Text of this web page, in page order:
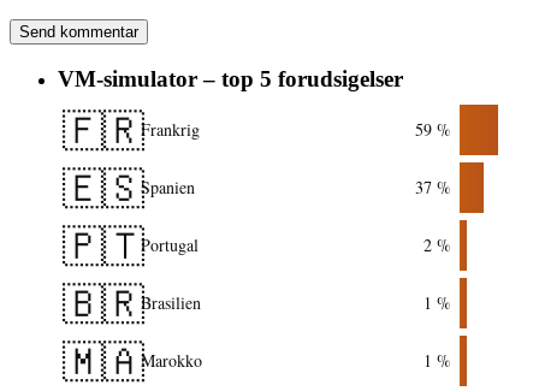
VM-simulator – top 5 forudsigelser
🇫🇷Frankrig 59 %
🇪🇸Spanien 37 %
🇵🇹Portugal 2 %
🇧🇷Brasilien 1 %
🇲🇦Marokko 1 %